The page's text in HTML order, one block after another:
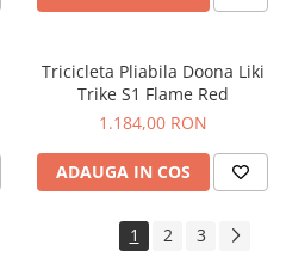
Tricicleta Pliabila Doona Liki
Trike S1 Flame Red
1.184,00 RON
ADAUGA IN COS
1 2 3